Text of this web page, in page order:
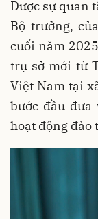
Được sự quan
Bộ trưởng,
cuối năm
trụ sở mới từ
Việt Nam tại
bước đầu đưa
hoạt động đào